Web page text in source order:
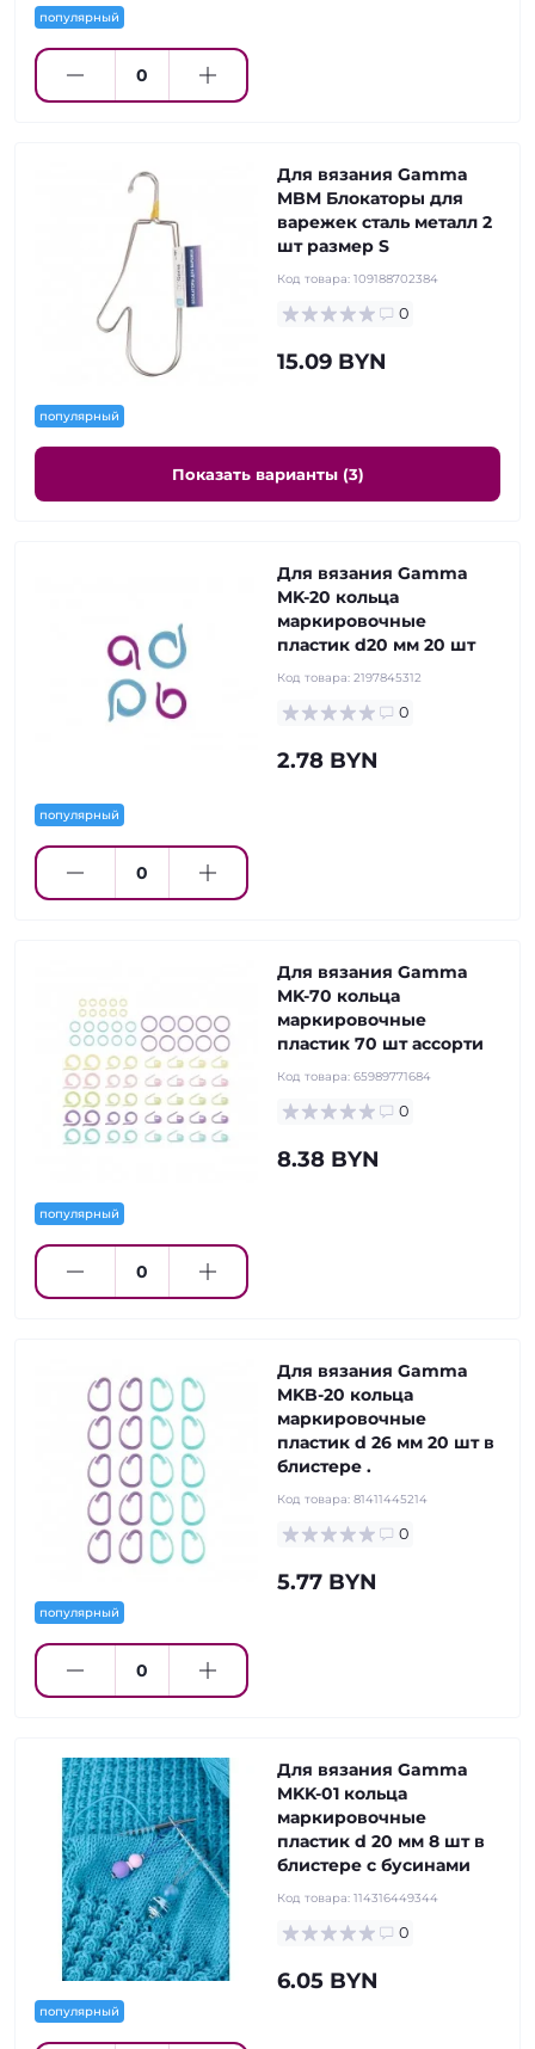
популярный
популярный
Для вязания Gamma
MBM Блокаторы для
варежек сталь металл 2
шт размер S
Код товара: 109188702384
0
15.09 BYN
Показать варианты (3)
популярный
Для вязания Gamma
MK-20 кольца
маркировочные
пластик d20 мм 20 шт
Код товара: 2197845312
0
2.78 BYN
популярный
Для вязания Gamma
MK-70 кольца
маркировочные
пластик 70 шт ассорти
Код товара: 65989771684
0
8.38 BYN
популярный
Для вязания Gamma
MKB-20 кольца
маркировочные
пластик d 26 мм 20 шт в
блистере .
Код товара: 81411445214
0
5.77 BYN
популярный
Для вязания Gamma
MKK-01 кольца
маркировочные
пластик d 20 мм 8 шт в
блистере с бусинами
Код товара: 114316449344
0
6.05 BYN